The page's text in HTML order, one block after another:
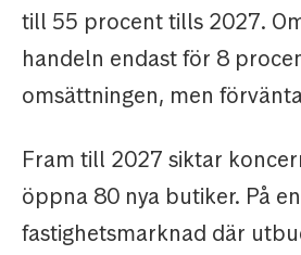
till 55 procent tills 2027.
handeln endast för 8
omsättningen, men
Fram till 2027 siktar
öppna 80 nya butiker. På en
fastighetsmarknad där